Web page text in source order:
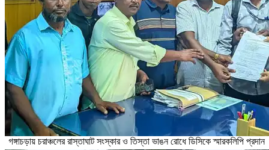
গঙ্গাচড়ায় চরাঞ্চলের রাস্তাঘাট সংস্কার ও তিস্তা ভাঙন রোধে ডিসিকে স্মারকলিপি প্রদান